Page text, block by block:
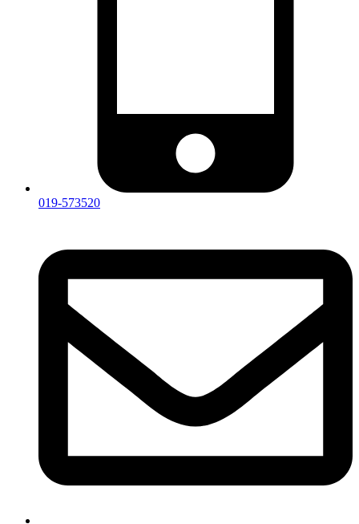
019-573520